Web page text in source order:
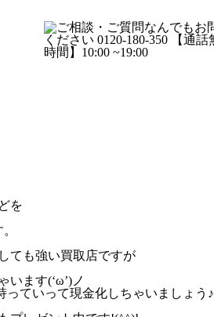
を
ても強い買取店ですが
います(‘ω’)ノ
ていって現金化しちゃいましょう♪